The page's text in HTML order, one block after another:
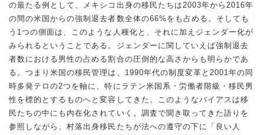
の最たる例として、メキシコ出身の移民たちは2003年から2016年
の間の米国からの強制退去者数全体の66%をも占める。そしても
う1つの側面は、このような人種化と、それに加えジェンダー化が
みられるということである。ジェンダーに関していえば強制退去
者数における男性の占める割合の圧倒的な高さからも明らかであ
る。つまり米国の移民管理は、1990年代の制度変革と2001年の同
時多発テロの2つを軸に、特にラテン米国系・労働者階級・移民男
性を標的とするものへと変容してきた。このようなバイアスは移
民たちの中にも内在化されていく。調査で聞き取ってきた語りを
参照しながら、村落出身移民たちが法への遵守の下に「良い人